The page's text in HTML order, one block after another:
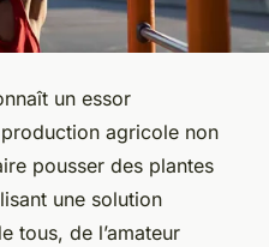
un essor
agricole non
pousser des plantes
une solution
tous, de l’amateur